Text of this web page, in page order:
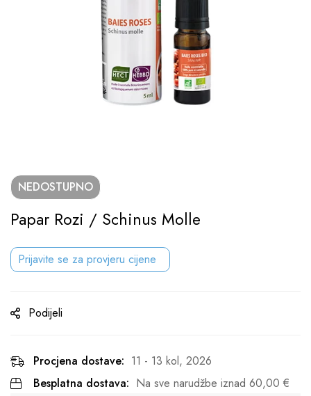
NEDOSTUPNO
Papar Rozi / Schinus Molle
Prijavite se za provjeru cijene
Podijeli
Procjena dostave: 11 - 13 kol, 2026
Besplatna dostava: Na sve narudžbe iznad 60,00 €